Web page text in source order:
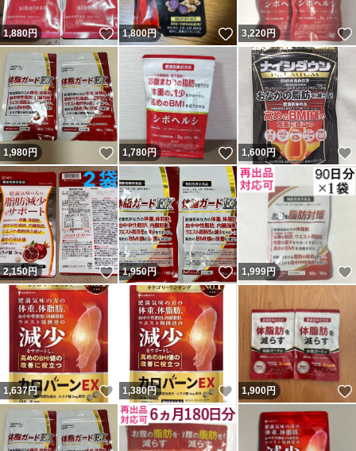
1,880円 いいね！
1,800円 いいね！
3,220円
1,980円 いいね！
1,780円 いいね！
1,600円
2,150円 いいね！
1,950円 いいね！
1,999円
1,637円 いいね！
1,380円 いいね！
1,900円